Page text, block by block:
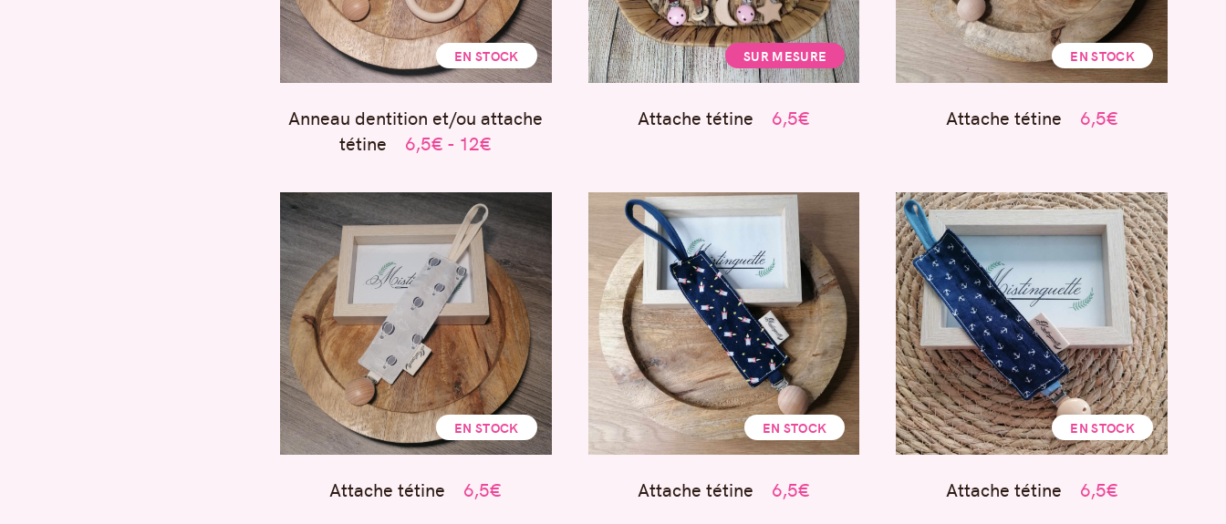
EN STOCK
Anneau dentition et/ou attache
tétine
6,5€ - 12€
SUR MESURE
Attache tétine 6,5€
EN STOCK
Attache tétine 6,5€
EN STOCK
Attache tétine 6,5€
EN STOCK
Attache tétine 6,5€
EN STOCK
Attache tétine 6,5€